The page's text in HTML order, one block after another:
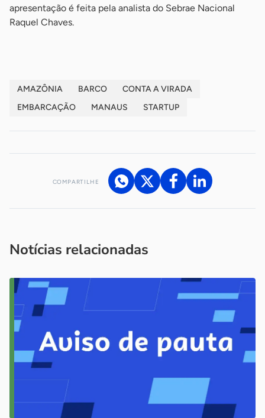
apresentação é feita pela analista do Sebrae Nacional
Raquel Chaves.
AMAZÔNIA BARCO
CONTA A VIRADA
EMBARCAÇÃO
MANAUS STARTUP
COMPARTILHE
Notícias relacionadas